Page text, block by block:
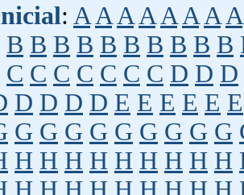
: A A A A A A A A
B B B B B B B B B B
C C C C C C C D D D
D D D D E E E E E E
G G G G G G G G G
H H H H H H H H H